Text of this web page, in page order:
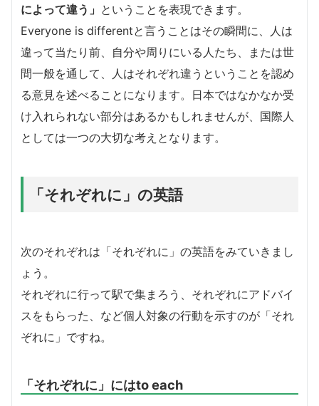
によって違う」 ということを表現できます。
Everyone is differentと言うことはその瞬間に、人は
違って当たり前、自分や周りにいる人たち、または世
間一般を通して、人はそれぞれ違うということを認め
る意見を述べることになります。日本ではなかなか受
け入れられない部分はあるかもしれませんが、国際人
としては一つの大切な考えとなります。
「それぞれに」の英語
次のそれぞれは「それぞれに」の英語をみていきまし
ょう。
それぞれに行って駅で集まろう、それぞれにアドバイ
スをもらった、など個人対象の行動を示すのが「それ
ぞれに」ですね。
「それぞれに」にはto each